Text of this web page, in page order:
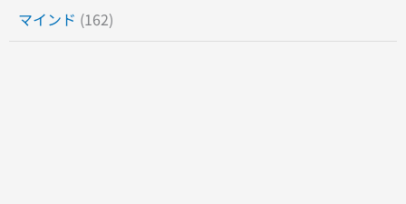
マインド (162)